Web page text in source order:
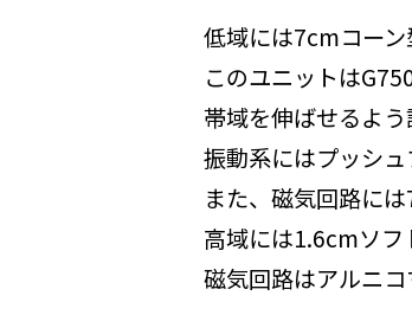
低域には7cmコーン
このユニットは
帯域を伸ばせるよう
振動系にはプッシ
また、磁気回路に
高域には1.6cmソフ
磁気回路はアルニコ